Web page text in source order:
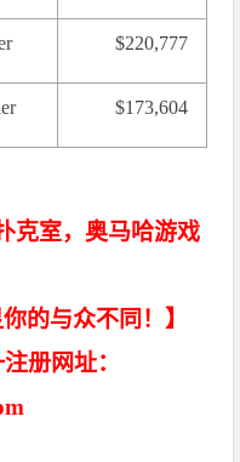
$220,777
$173,604
克室，奥马哈游戏
的与众不同！】
册网址：